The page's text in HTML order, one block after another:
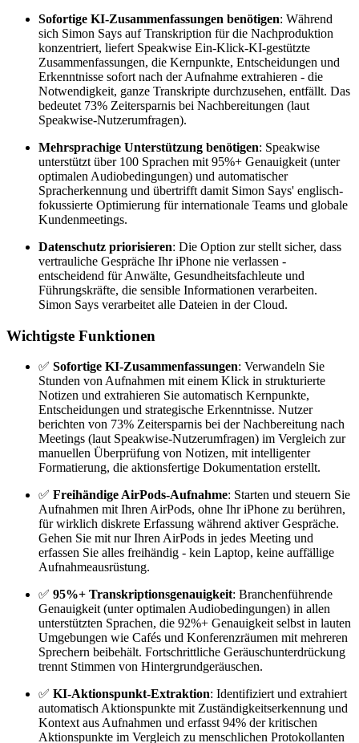
Sofortige KI-Zusammenfassungen benötigen: Während
sich Simon Says auf Transkription für die Nachproduktion
konzentriert, liefert Speakwise Ein-Klick-KI-gestützte
Zusammenfassungen, die Kernpunkte, Entscheidungen und
Erkenntnisse sofort nach der Aufnahme extrahieren - die
Notwendigkeit, ganze Transkripte durchzusehen, entfällt. Das
bedeutet 73% Zeitersparnis bei Nachbereitungen (laut
Speakwise-Nutzerumfragen).
Mehrsprachige Unterstützung benötigen: Speakwise
unterstützt über 100 Sprachen mit 95%+ Genauigkeit (unter
optimalen Audiobedingungen) und automatischer
Spracherkennung und übertrifft damit Simon Says' englisch-
fokussierte Optimierung für internationale Teams und globale
Kundenmeetings.
Datenschutz priorisieren: Die Option zur stellt sicher, dass
vertrauliche Gespräche Ihr iPhone nie verlassen -
entscheidend für Anwälte, Gesundheitsfachleute und
Führungskräfte, die sensible Informationen verarbeiten.
Simon Says verarbeitet alle Dateien in der Cloud.
Wichtigste Funktionen
✅ Sofortige KI-Zusammenfassungen: Verwandeln Sie
Stunden von Aufnahmen mit einem Klick in strukturierte
Notizen und extrahieren Sie automatisch Kernpunkte,
Entscheidungen und strategische Erkenntnisse. Nutzer
berichten von 73% Zeitersparnis bei der Nachbereitung nach
Meetings (laut Speakwise-Nutzerumfragen) im Vergleich zur
manuellen Überprüfung von Notizen, mit intelligenter
Formatierung, die aktionsfertige Dokumentation erstellt.
✅ Freihändige AirPods-Aufnahme: Starten und steuern Sie
Aufnahmen mit Ihren AirPods, ohne Ihr iPhone zu berühren,
für wirklich diskrete Erfassung während aktiver Gespräche.
Gehen Sie mit nur Ihren AirPods in jedes Meeting und
erfassen Sie alles freihändig - kein Laptop, keine auffällige
Aufnahmeausrüstung.
✅ 95%+ Transkriptionsgenauigkeit: Branchenführende
Genauigkeit (unter optimalen Audiobedingungen) in allen
unterstützten Sprachen, die 92%+ Genauigkeit selbst in lauten
Umgebungen wie Cafés und Konferenzräumen mit mehreren
Sprechern beibehält. Fortschrittliche Geräuschunterdrückung
trennt Stimmen von Hintergrundgeräuschen.
✅ KI-Aktionspunkt-Extraktion: Identifiziert und extrahiert
automatisch Aktionspunkte mit Zuständigkeitserkennung und
Kontext aus Aufnahmen und erfasst 94% der kritischen
Aktionspunkte im Vergleich zu menschlichen Protokollanten